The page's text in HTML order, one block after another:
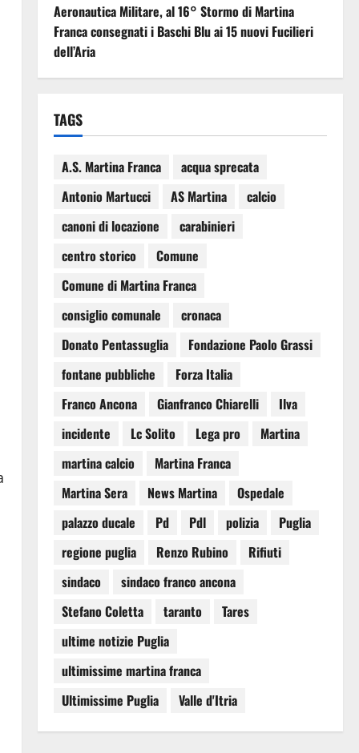
Aeronautica Militare, al 16° Stormo di Martina
Franca consegnati i Baschi Blu ai 15 nuovi Fucilieri
dell’Aria
TAGS
A.S. Martina Franca
acqua sprecata
Antonio Martucci
AS Martina
calcio
canoni di locazione
carabinieri
centro storico
Comune
Comune di Martina Franca
consiglio comunale
cronaca
Donato Pentassuglia
Fondazione Paolo Grassi
fontane pubbliche
Forza Italia
Franco Ancona
Gianfranco Chiarelli
Ilva
incidente
Lc Solito Lega pro
Martina
martina calcio
Martina Franca
Martina Sera
News Martina
Ospedale
palazzo ducale
Pd Pdl polizia
Puglia
regione puglia
Renzo Rubino
Rifiuti
sindaco
sindaco franco ancona
Stefano Coletta
taranto
Tares
ultime notizie Puglia
ultimissime martina franca
Ultimissime Puglia
Valle d'Itria